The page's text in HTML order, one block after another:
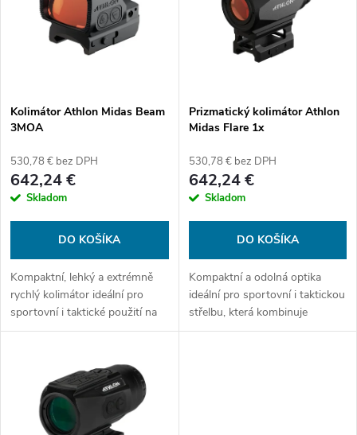
e
p
r
d
u
Abecedne
s
p
r
o
d
u
k
Kolimátor Athlon Midas Beam
3MOA
530,78 € bez DPH
642,24 €
Skladom
DO KOŠÍKA
Kompaktní, lehký a extrémně
rychlý kolimátor ideální pro
sportovní i taktické použití na
krátké vzdálenosti.
Prizmatický kolimátor Athlon
Midas Flare 1x
530,78 € bez DPH
642,24 €
Skladom
DO KOŠÍKA
Kompaktní a odolná optika
ideální pro sportovní i taktickou
střelbu, která kombinuje
rychlost kolimátoru s přesností